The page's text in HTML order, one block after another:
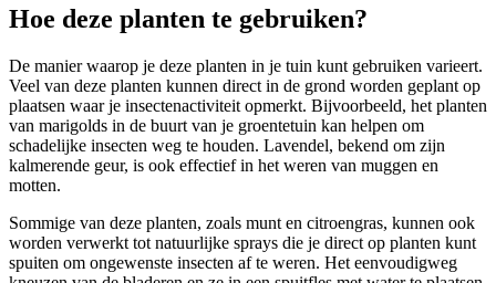
Hoe deze planten te gebruiken?
De manier waarop je deze planten in je tuin kunt gebruiken varieert.
Veel van deze planten kunnen direct in de grond worden geplant op
plaatsen waar je insectenactiviteit opmerkt. Bijvoorbeeld, het planten
van marigolds in de buurt van je groentetuin kan helpen om
schadelijke insecten weg te houden. Lavendel, bekend om zijn
kalmerende geur, is ook effectief in het weren van muggen en
motten.
Sommige van deze planten, zoals munt en citroengras, kunnen ook
worden verwerkt tot natuurlijke sprays die je direct op planten kunt
spuiten om ongewenste insecten af te weren. Het eenvoudigweg